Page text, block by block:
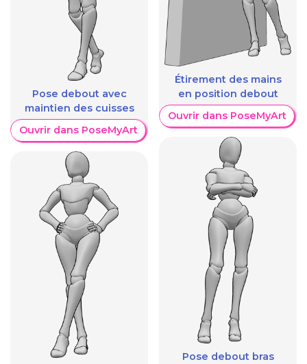
Pose debout avec
maintien des cuisses
Ouvrir dans PoseMyArt
Étirement des mains
en position debout
Ouvrir dans PoseMyArt
Pose debout bras